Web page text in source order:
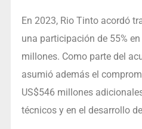
En 2023, Rio Tinto acordó
una participación de 55%
millones. Como parte del
asumió además el
US$546 millones
técnicos y en el desarrollo